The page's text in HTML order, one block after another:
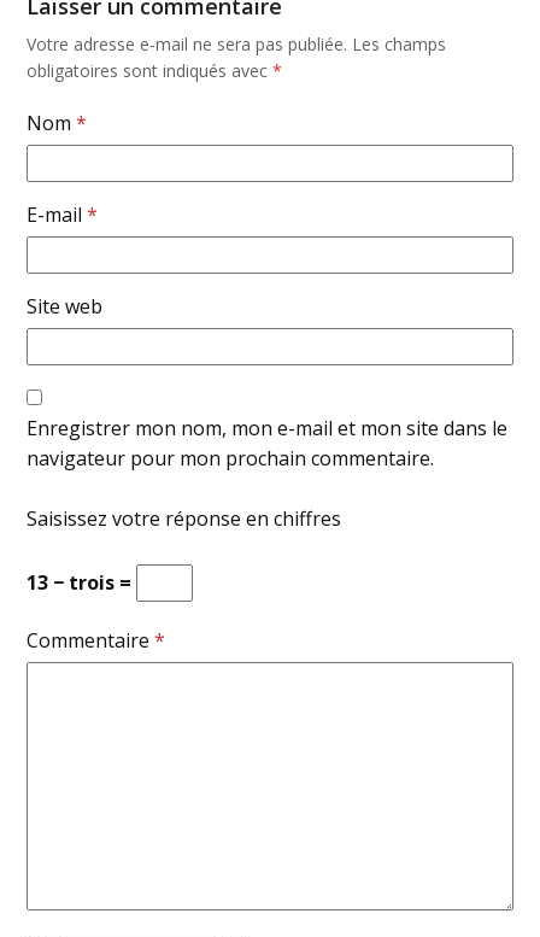
Votre adresse e-mail ne sera pas publiée. Les champs
obligatoires sont indiqués avec*
Nom*
E-mail*
Site web
Enregistrer mon nom, mon e-mail et mon site dans le
navigateur pour mon prochain commentaire.
Saisissez votre réponse en chiffres
13 − trois =
Commentaire*